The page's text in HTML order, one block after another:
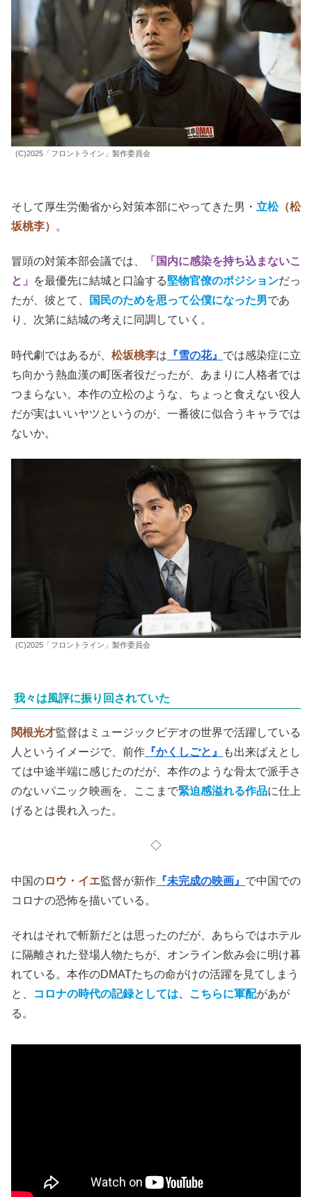
(C)2025「フロントライン」製作委員会
そして厚生労働省から対策本部にやってきた男・ 立松（松
坂桃李）
。
冒頭の対策本部会議では、
「国内に感染を持ち込まないこ
と」
を最優先に結城と口論する堅物官僚のポジションだっ
たが、彼とて、
国民のためを思って公僕になった男であ
り、次第に結城の考えに同調していく。
時代劇ではあるが、 松坂桃李は 『雪の花』 では感染症に立
ち向かう熱血漢の町医者役だったが、あまりに人格者では
つまらない。本作の立松のような、ちょっと食えない役人
だが実はいいヤツというのが、一番彼に似合うキャラでは
ないか。
(C)2025「フロントライン」製作委員会
我々は風評に振り回されていた
関根光才監督はミュージックビデオの世界で活躍している
人というイメージで、前作 『かくしごと』
も出来ばえとし
ては中途半端に感じたのだが、本作のような骨太で派手さ
のないパニック映画を、ここまで緊迫感溢れる作品に仕上
げるとは畏れ入った。
◇
中国のロウ・イエ監督が新作 『未完成の映画』 で中国での
コロナの恐怖を描いている。
それはそれで斬新だとは思ったのだが、あちらではホテル
に隔離された登場人物たちが、オンライン飲み会に明け暮
れている。本作のDMATたちの命がけの活躍を見てしまう
と、
コロナの時代の記録としては、こちらに軍配があが
る。